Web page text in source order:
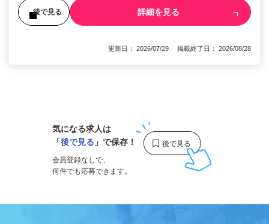
後で見る 詳細を見る
更新日： 2026/07/29 掲載終了日： 2026/08/28
気になる求人は
「後で見る 」で保存！
会員登録なしで、
何件でも応募できます。